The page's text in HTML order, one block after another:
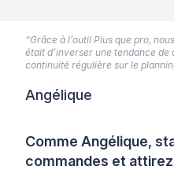
Comme Angélique,
commandes et
“Grâce à l’outil Plus que pro,
était d’inverser une tendance de
continuité régulière sur le
Angélique